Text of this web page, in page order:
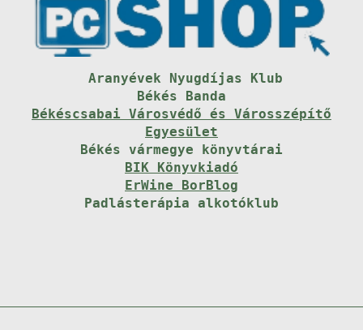
Aranyévek Nyugdíjas Klub
Békés Banda
Békéscsabai Városvédő és Városszépítő
Egyesület
Békés vármegye könyvtárai
BIK Könyvkiadó
ErWine BorBlog
Padlásterápia alkotóklub